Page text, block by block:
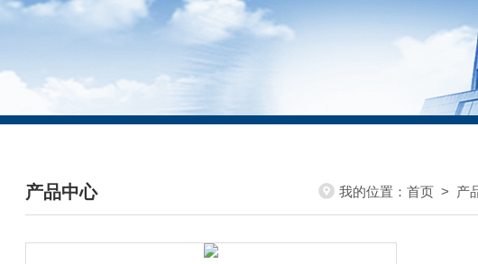
产品中心
/ PRODUCTS CENTER
我的位置： 首页 > 产